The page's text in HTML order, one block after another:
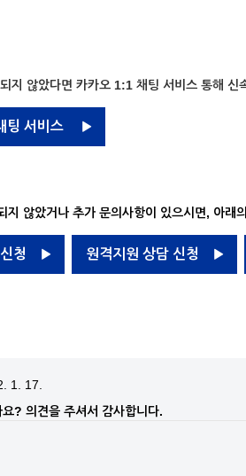
지 않았다면 카카오 1:1 채팅 서비스 통해 신
팅 서비스
지 않았거나 추가 문의사항이 있으시면, 아래
청 원격지원 상담 신청
1. 17.
요? 의견을 주셔서 감사합니다.